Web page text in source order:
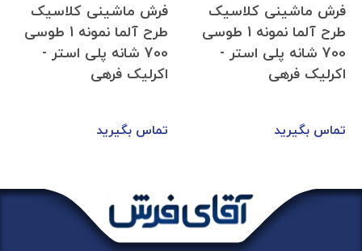
فرش ماشینی کلاسیک
طرح آلما نمونه 1 طوسی
700 شانه پلی استر -
اکرلیک فرهی
تماس بگیرید
فرش ماشینی کلاسیک
طرح آلما نمونه 1 طوسی
700 شانه پلی استر -
اکرلیک فرهی
تماس بگیرید